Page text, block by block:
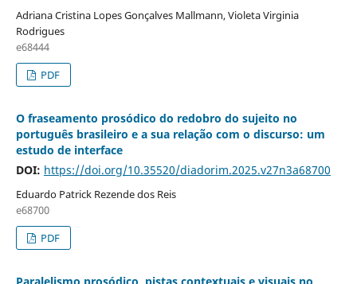
Adriana Cristina Lopes Gonçalves Mallmann, Violeta Virginia
Rodrigues
e68444
PDF
O fraseamento prosódico do redobro do sujeito no
português brasileiro e a sua relação com o discurso: um
estudo de interface
DOI: https://doi.org/10.35520/diadorim.2025.v27n3a68700
Eduardo Patrick Rezende dos Reis
e68700
PDF